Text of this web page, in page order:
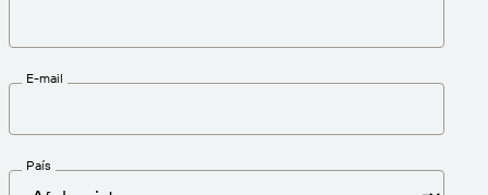
E-mail
País